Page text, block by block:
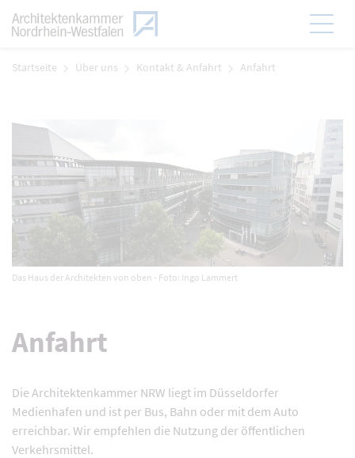
Zum Menü
Startseite Über uns Kontakt & Anfahrt Anfahrt
Das Haus der Architekten von oben - Foto: Ingo Lammert
Anfahrt
Die Architektenkammer NRW liegt im Düsseldorfer
Medienhafen und ist per Bus, Bahn oder mit dem Auto
erreichbar. Wir empfehlen die Nutzung der öffentlichen
Verkehrsmittel.